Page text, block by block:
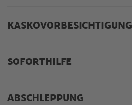
KASKOVORBESICHTIGUNG
SOFORTHILFE
ABSCHLEPPUNG